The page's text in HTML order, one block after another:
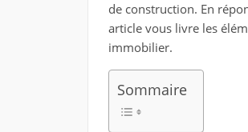
de construction. En
article vous livre les
immobilier.
Sommaire